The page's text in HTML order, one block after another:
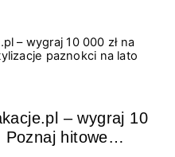
to coś więcej niż
teksturę,
na podniebieniu. Tego lata
tworząc unikalny projekt
– wygraj 10
Poznaj hitowe